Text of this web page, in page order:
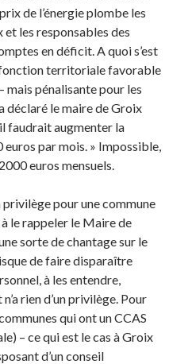
de l’énergie plombe les
les responsables des
en déficit. A quoi s’est
territoriale favorable
mais pénalisante pour les
déclaré le maire de Groix
faudrait augmenter la
par mois. » Impossible,
euros mensuels.
privilège pour une commune
le rappeler le Maire de
sorte de chantage sur le
de faire disparaître
à les entendre,
rien d’un privilège. Pour
qui ont un CCAS
– ce qui est le cas à Groix
d’un conseil